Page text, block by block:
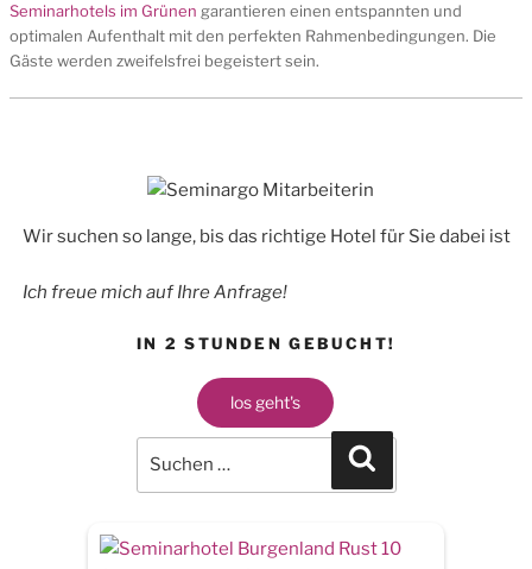
Seminarhotels im Grünen garantieren einen entspannten und
optimalen Aufenthalt mit den perfekten Rahmenbedingungen. Die
Gäste werden zweifelsfrei begeistert sein.
Wir suchen so lange, bis das richtige Hotel für Sie dabei ist
Ich freue mich auf Ihre Anfrage!
IN 2 STUNDEN GEBUCHT!
los geht's
Search
for: